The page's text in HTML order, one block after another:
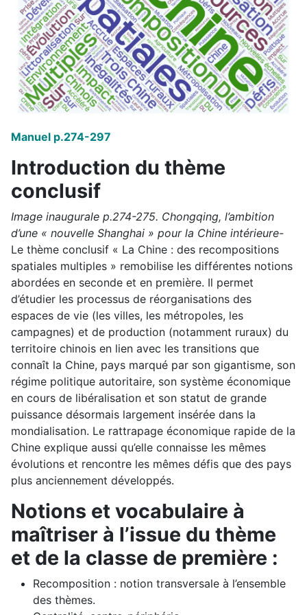
Manuel p.274-297
Introduction du thème
conclusif
Image inaugurale p.274-275. Chongqing, l’ambition
d’une « nouvelle Shanghai » pour la Chine intérieure-
Le thème conclusif « La Chine : des recompositions
spatiales multiples » remobilise les différentes notions
abordées en seconde et en première. Il permet
d’étudier les processus de réorganisations des
espaces de vie (les villes, les métropoles, les
campagnes) et de production (notamment ruraux) du
territoire chinois en lien avec les transitions que
connaît la Chine, pays marqué par son gigantisme, son
régime politique autoritaire, son système économique
en cours de libéralisation et son statut de grande
puissance désormais largement insérée dans la
mondialisation. Le rattrapage économique rapide de la
Chine explique aussi qu’elle connaisse les mêmes
évolutions et rencontre les mêmes défis que des pays
plus anciennement développés.
Notions et vocabulaire à
maîtriser à l’issue du thème
et de la classe de première :
Recomposition : notion transversale à l’ensemble
des thèmes.